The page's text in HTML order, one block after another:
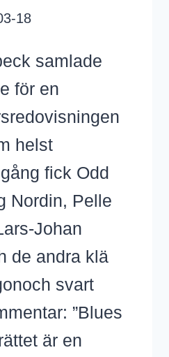
18
samlade
för en
helst
fick Odd
Nordin, Pelle
Johan
de andra klä
svart
”Blues
är en